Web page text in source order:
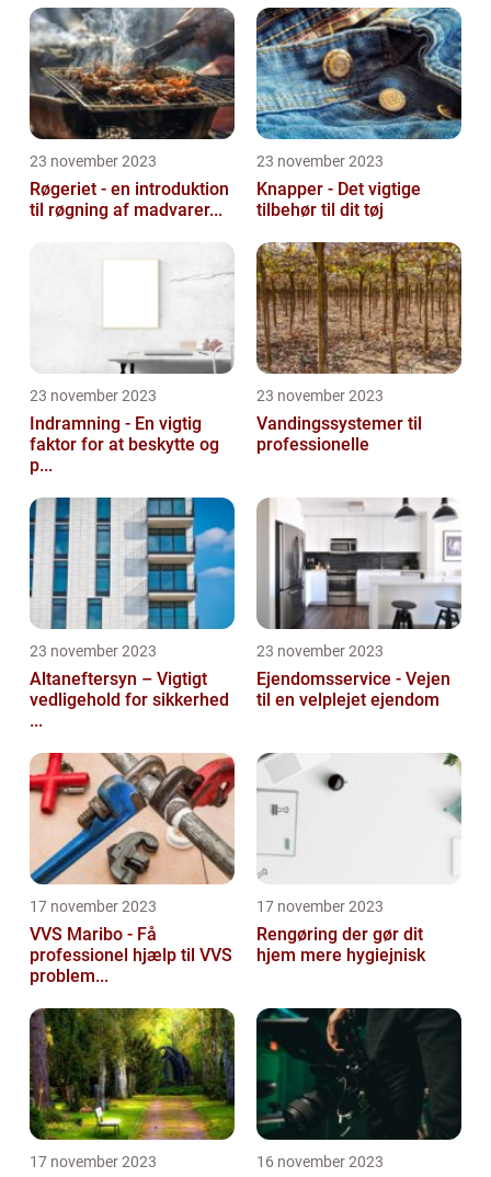
23 november 2023
Røgeriet - en introduktion
til røgning af madvarer...
23 november 2023
Knapper - Det vigtige
tilbehør til dit tøj
23 november 2023
Indramning - En vigtig
faktor for at beskytte og
p...
23 november 2023
Vandingssystemer til
professionelle
23 november 2023
Altaneftersyn – Vigtigt
vedligehold for sikkerhed
...
23 november 2023
Ejendomsservice - Vejen
til en velplejet ejendom
17 november 2023
VVS Maribo - Få
professionel hjælp til VVS
problem...
17 november 2023
Rengøring der gør dit
hjem mere hygiejnisk
17 november 2023 16 november 2023